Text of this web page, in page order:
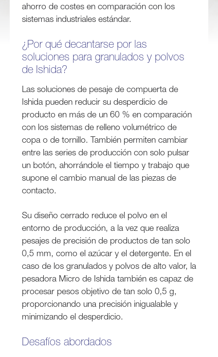
ahorro de costes en comparación con los
sistemas industriales estándar.
¿Por qué decantarse por las
soluciones para granulados y polvos
de Ishida?
Las soluciones de pesaje de compuerta de
Ishida pueden reducir su desperdicio de
producto en más de un 60 % en comparación
con los sistemas de relleno volumétrico de
copa o de tornillo. También permiten cambiar
entre las series de producción con solo pulsar
un botón, ahorrándole el tiempo y trabajo que
supone el cambio manual de las piezas de
contacto.
Su diseño cerrado reduce el polvo en el
entorno de producción, a la vez que realiza
pesajes de precisión de productos de tan solo
0,5 mm, como el azúcar y el detergente. En el
caso de los granulados y polvos de alto valor, la
pesadora Micro de Ishida también es capaz de
procesar pesos objetivo de tan solo 0,5 g,
proporcionando una precisión inigualable y
minimizando el desperdicio.
Desafíos abordados